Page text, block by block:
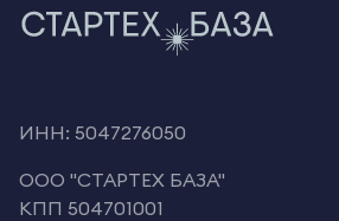
ИНН: 5047276050
OOO "СТАРТЕХ БАЗА"
КПП 504701001